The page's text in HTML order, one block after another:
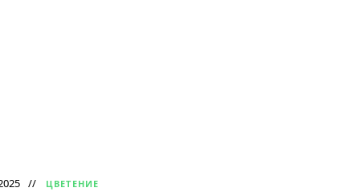
ЦВЕТЕНИЕ